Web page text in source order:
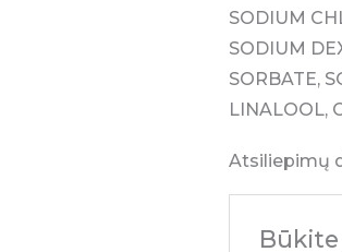
SODIUM
SODIUM
SORBATE,
LINALOOL,
Atsiliepimų
Būkite